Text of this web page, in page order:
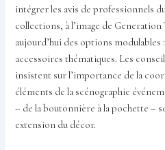
intégrer les avis de professionnels
collections, à l’image de
aujourd’hui des options modulables
accessoires thématiques. Les
insistent sur l’importance de la
éléments de la scénographie
– de la boutonnière à la pochette –
extension du décor.